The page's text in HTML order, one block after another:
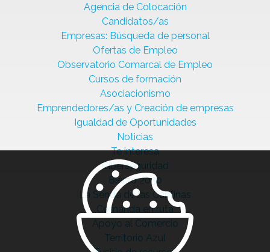
Agencia de Colocación
Candidatos/as
Empresas: Búsqueda de personal
Ofertas de Empleo
Observatorio Comarcal de Empleo
Cursos de formación
Asociacionismo
Emprendedores/as y Creación de empresas
Igualdad de Oportunidades
Noticias
Te interesa
Ciberseguridad
Bierzo 2030
La Senda de las Cantinas
Comanda en ruta
Apoyo al Comercio
Territorio Azul